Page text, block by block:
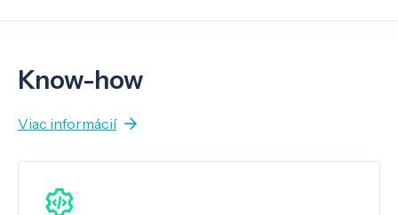
Know-how
Viac informácií